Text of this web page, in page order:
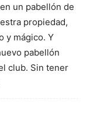
un pabellón de
propiedad,
y mágico. Y
pabellón
club. Sin tener